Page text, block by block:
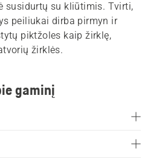
susidurtų su kliūtimis. Tvirti,
peiliukai dirba pirmyn ir
piktžoles kaip žirklę,
žirklės.
gaminį